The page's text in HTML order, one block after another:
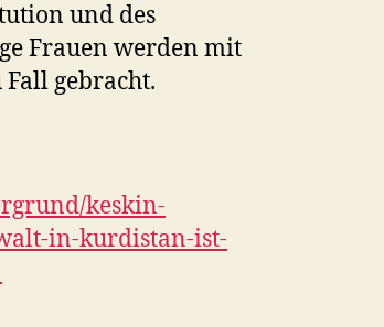
und des
Frauen werden mit
gebracht.
keskin-
in-kurdistan-ist-